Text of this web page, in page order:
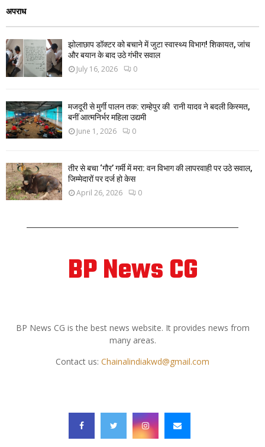
अपराध
झोलाछाप डॉक्टर को बचाने में जुटा स्वास्थ्य विभाग! शिकायत, जांच
और बयान के बाद उठे गंभीर सवाल
July 16, 2026 0
मजदूरी से मुर्गी पालन तक: राम्हेपुर की रानी यादव ने बदली किस्मत,
बनीं आत्मनिर्भर महिला उद्यमी
June 1, 2026 0
तीर से बचा ‘गौर’ गर्मी में मरा: वन विभाग की लापरवाही पर उठे सवाल,
जिम्मेदारों पर दर्ज हो केस
April 26, 2026 0
BP News CG
BP News CG is the best news website. It provides news from
many areas.
Contact us: Chainalindiakwd@gmail.com